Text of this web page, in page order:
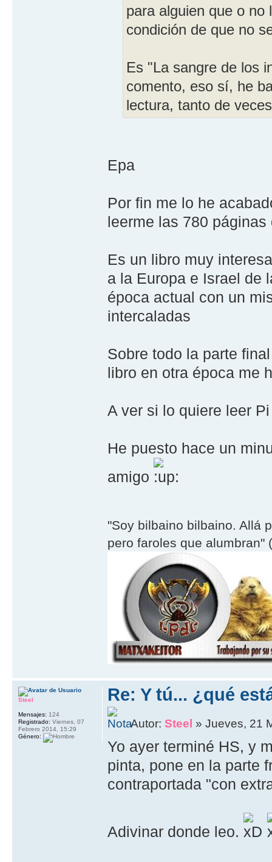
para alguien que o
condición de que no
Es "La sangre de los
comento, eso sí, he
lectura, tanto de
Epa
Por fin me lo he
leerme las 780 páginas
Es un libro muy
a la Europa e Israel de
época actual con un
intercaladas
Sobre todo la parte
libro en otra época me
A ver si lo quiere leer
He puesto hace un
amigo
"Soy bilbaino bilbaino. Allá
pero faroles que alumbran"
Re: Y tú... ¿qué
Autor:Steel » Jueves, 21
Yo ayer terminé HS, y
pinta, pone en la parte
contraportada "con
Adivinar donde leo.
Steel
Mensajes: 124
Registrado: Viernes, 07
Febrero 2014, 15:29
Género: